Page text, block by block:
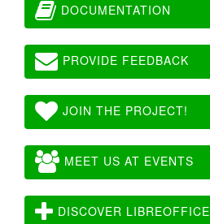
DOCUMENTATION
PROVIDE FEEDBACK
JOIN THE PROJECT!
MEET US AT EVENTS
DISCOVER LIBREOFFICE